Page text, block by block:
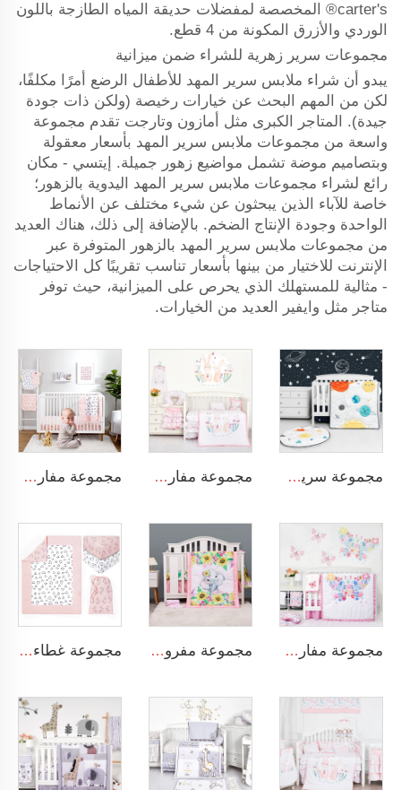
carter's® المخصصة لمفضلات حديقة المياه الطازجة باللون
الوردي والأزرق المكونة من 4 قطع.
مجموعات سرير زهرية للشراء ضمن ميزانية
يبدو أن شراء ملابس سرير المهد للأطفال الرضع أمرًا مكلفًا،
لكن من المهم البحث عن خيارات رخيصة (ولكن ذات جودة
جيدة). المتاجر الكبرى مثل أمازون وتارجت تقدم مجموعة
واسعة من مجموعات ملابس سرير المهد بأسعار معقولة
وبتصاميم موضة تشمل مواضيع زهور جميلة. إيتسي - مكان
رائع لشراء مجموعات ملابس سرير المهد اليدوية بالزهور؛
خاصة للآباء الذين يبحثون عن شيء مختلف عن الأنماط
الواحدة وجودة الإنتاج الضخم. بالإضافة إلى ذلك، هناك العديد
من مجموعات ملابس سرير المهد بالزهور المتوفرة عبر
الإنترنت للاختيار من بينها بأسعار تناسب تقريبًا كل الاحتياجات
- مثالية للمستهلك الذي يحرص على الميزانية، حيث توفر
متاجر مثل وايفير العديد من الخيارات.
مجموعة سرير مهد الرضع للفتيان بتصميم فضاء الكارتون مجموعة سرير مهد 3 قطع لمهد الطفل ديكور غرفة نوم الأطفال مجموعة مفارش سرير فاخرة بتصميم أرنب كرتوني للأطفال حديثي الولادة، خاصة بالفتيات مجموعة مفارش سرير بألوان حديقة الأرانب المطبوعة، مناسبة للرضع، مصنوعة من القطن العضوي 100%
مجموعة مفارش سرير مصنوعة من القطن 100% للفتيات الرضع، مريحة وملائمة لسرير الطفل مجموعة مفروشات سرير الطفل المكونة من 3 قطع: بطانية، وشاح مطاطي، وتنورة سرير مجموعة غطاء ناعمة باللون الوردي مكونة من 3 قطع لمجموعة غرفة الأطفال، تحتوي على غطاء ومفارش سريرية ملائمة للأطفال الفتيات